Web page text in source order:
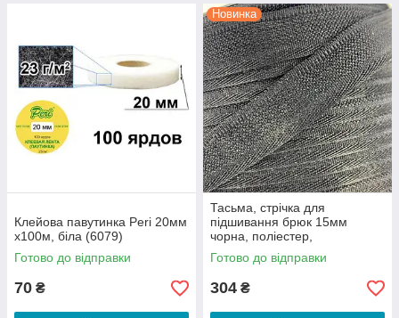
Клейова павутинка Peri 20мм
х100м, біла (6079)
Готово до відправки
70 ₴
Новинка
Тасьма, стрічка для
підшивання брюк 15мм
чорна, поліестер,
100ярд/91метр Ming Ai (6543)
Готово до відправки
304 ₴